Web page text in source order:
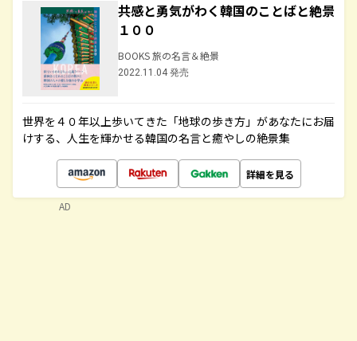
共感と勇気がわく韓国のことばと絶景
１００
BOOKS 旅の名言＆絶景
2022.11.04 発売
世界を４０年以上歩いてきた「地球の歩き方」があなたにお届
けする、人生を輝かせる韓国の名言と癒やしの絶景集
詳細を見る
AD